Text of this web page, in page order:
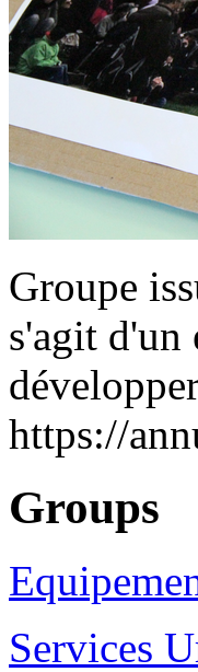
Groupe
s'agit d'un
https://
Groups
Services